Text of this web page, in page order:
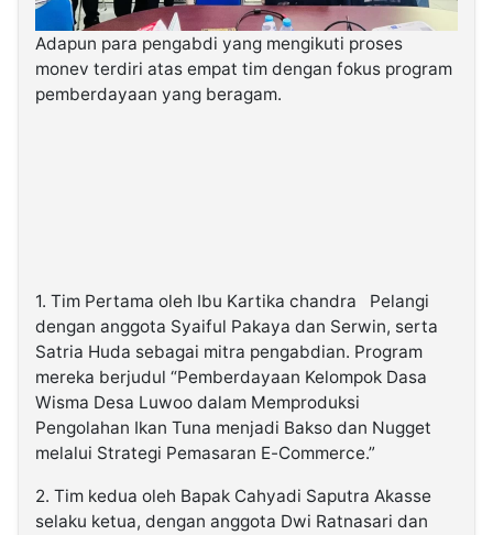
Adapun para pengabdi yang mengikuti proses
monev terdiri atas empat tim dengan fokus program
pemberdayaan yang beragam.
1. Tim Pertama oleh Ibu Kartika chandra Pelangi
dengan anggota Syaiful Pakaya dan Serwin, serta
Satria Huda sebagai mitra pengabdian. Program
mereka berjudul “Pemberdayaan Kelompok Dasa
Wisma Desa Luwoo dalam Memproduksi
Pengolahan Ikan Tuna menjadi Bakso dan Nugget
melalui Strategi Pemasaran E-Commerce.”
2. Tim kedua oleh Bapak Cahyadi Saputra Akasse
selaku ketua, dengan anggota Dwi Ratnasari dan